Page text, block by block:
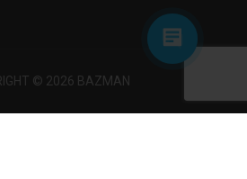
© 2026 BAZMAN